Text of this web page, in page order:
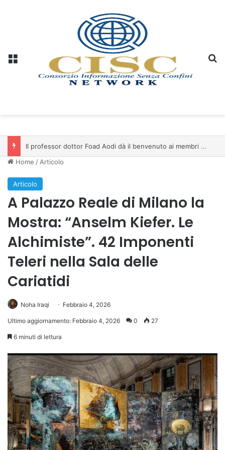
Il professor dottor Foad Aodi dà il benvenuto ai membri del Comitato per le Scienze delle Piramidi e le Scienze Archeologiche…
Home / Articolo
Articolo
A Palazzo Reale di Milano la
Mostra: “Anselm Kiefer. Le
Alchimiste”. 42 Imponenti
Teleri nella Sala delle
Cariatidi
Noha Iraqi Febbraio 4, 2026
Ultimo aggiornamento: Febbraio 4, 2026 0 27
6 minuti di lettura